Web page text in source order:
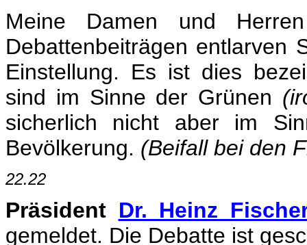
Meine Damen und
Debattenbeiträgen entlarven
Einstellung. Es ist dies
sind im Sinne der Grünen
sicherlich nicht aber im
Bevölkerung. (Beifall bei den
22.22
Präsident Dr. Heinz
gemeldet. Die Debatte ist